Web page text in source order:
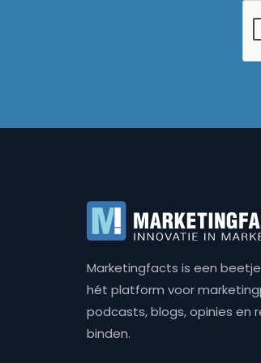
Marketingfacts is een
hét platform voor
podcasts, blogs, opinies en
binden.